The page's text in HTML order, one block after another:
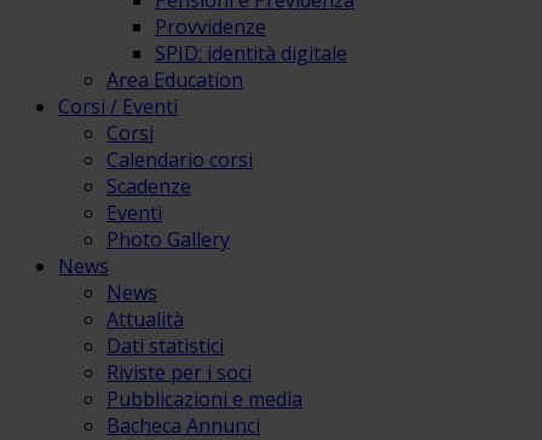
Provvidenze
SPID: identità digitale
Area Education
Corsi / Eventi
Corsi
Calendario corsi
Scadenze
Eventi
Photo Gallery
News
News
Attualità
Dati statistici
Riviste per i soci
Pubblicazioni e media
Bacheca Annunci